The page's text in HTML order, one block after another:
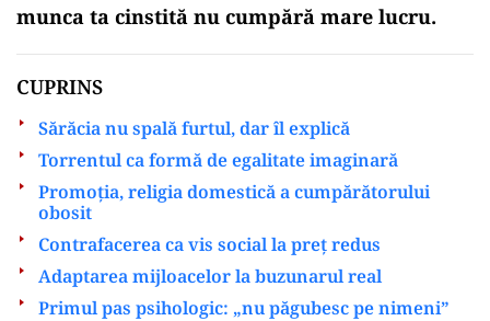
munca ta cinstită nu cumpără mare lucru.
CUPRINS
Sărăcia nu spală furtul, dar îl explică
Torrentul ca formă de egalitate imaginară
Promoția, religia domestică a cumpărătorului
obosit
Contrafacerea ca vis social la preț redus
Adaptarea mijloacelor la buzunarul real
Primul pas psihologic: „nu păgubesc pe nimeni”